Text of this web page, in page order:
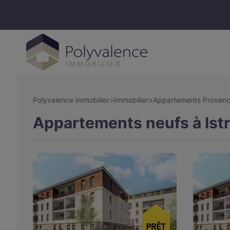
Polyvalence immobilier>Immobilier>Appartements
Appartements neufs à